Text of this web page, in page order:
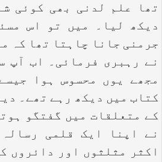
تھا علم لدنی بھی کوئی
دیکھ لیا۔ میں تو اس
جرمنی جانا چاہتا تھا کہ
نے رہبری فرمائی۔ اب آپ
مجھے یوں محسوس ہوا
کتاب میں دیکھ رہے تھے۔
کے متعلقات میں گفتگو
نے اپنا ایک قلمی
اکثر مثلثوں اور دائروں